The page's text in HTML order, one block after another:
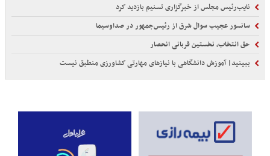
نایب‌رئیس مجلس از خبرگزاری تسنیم بازدید کرد
سانسور عجیب سوال شرق از رئیس‌جمهور در صداوسیما
حق انتخاب، نخستین قربانی انحصار
ببینید| آموزش دانشگاهی با نیازهای مهارتی کشاورزی منطبق نیست